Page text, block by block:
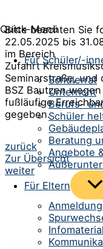
Quick-Menü
Für Schüler/-
Schülerrat
Unterricht
Berufs-
Schüler
Beratung
Angebote
Für Eltern
Bitte beachten Sie
22.05.2025 bis
im Bereich
Zufahrt
Seminarstraße, und
BSZ Bautzen
fußläufige
gegeben.
Beitrags-
Navigation
zurück
Zur Übersicht
weiter